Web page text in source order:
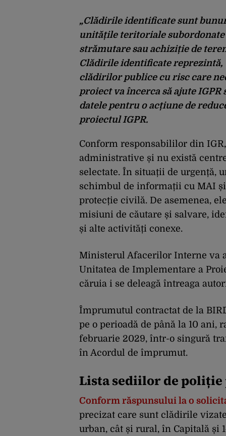
„Clădirile identificate sunt
unitățile teritoriale
strămutare sau achiziție de
Clădirile identificate
clădirilor publice cu risc care
proiect va încerca să ajute IGPR
datele pentru o acțiune de
proiectul IGPR.
Conform responsabililor din
administrative și nu există
selectate. În situații de urgență,
schimbul de informații cu MAI
protecție civilă. De asemenea,
misiuni de căutare și salvare,
și alte activități conexe.
Ministerul Afacerilor Interne va
Unitatea de Implementare a
căruia i se deleagă întreaga
Împrumutul contractat de la
pe o perioadă de până la 10 ani,
februarie 2029, într-o singură
în Acordul de împrumut.
Lista sediilor de
Conform răspunsului la o
precizat care sunt clădirile
urban, cât și rural, în Capitală și